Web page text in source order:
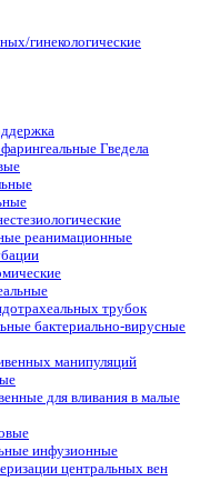
гинекологические
Гведела
реанимационные
трубок
бактериально-вирусные
манипуляций
для вливания в малые
инфузионные
центральных вен